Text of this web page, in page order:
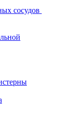
сосудов